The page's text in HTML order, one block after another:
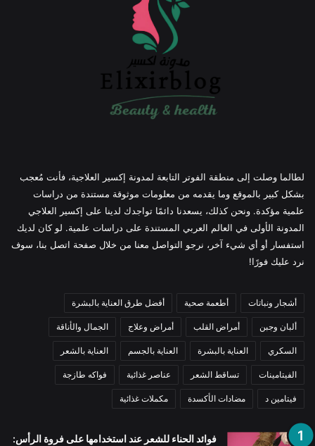
لطالما وصلت إلى منطقة الفوتر التابعة لمدونة إكسير العلاجية، فأنت مُعجب
بشكل كبير بالموقع وما يقدمه من معلومات موثوقة مستندة من دراسات
علمية مؤكدة. ونحن كذلك، يسعدنا دائمًا تواجدك لدينا على إكسير العلاجي
المدونة الأولى في العالم العربي المستندة على دراسات علمية. لو كان لديك
استفسار أو أي شيء آخر، نرجو التواصل معنا من خلال صفحة اتصل بنا، سوف
نرد عليك فورًا!
أشجار ونباتات أطعمة صحية أفضل طرق العناية بالبشرة
ألبان وجبن أمراض القلب أمراض وعلاج الجمال والأناقة
السكري العناية بالبشرة العناية بالجسم العناية بالشعر
الفيتامينات تساقط الشعر عناصر غذائية فواكه طازجة
فيتامين د مضادات الأكسدة مكملات غذائية
فوائد الحناء للشعر عند استخدامها على فروة الرأس: